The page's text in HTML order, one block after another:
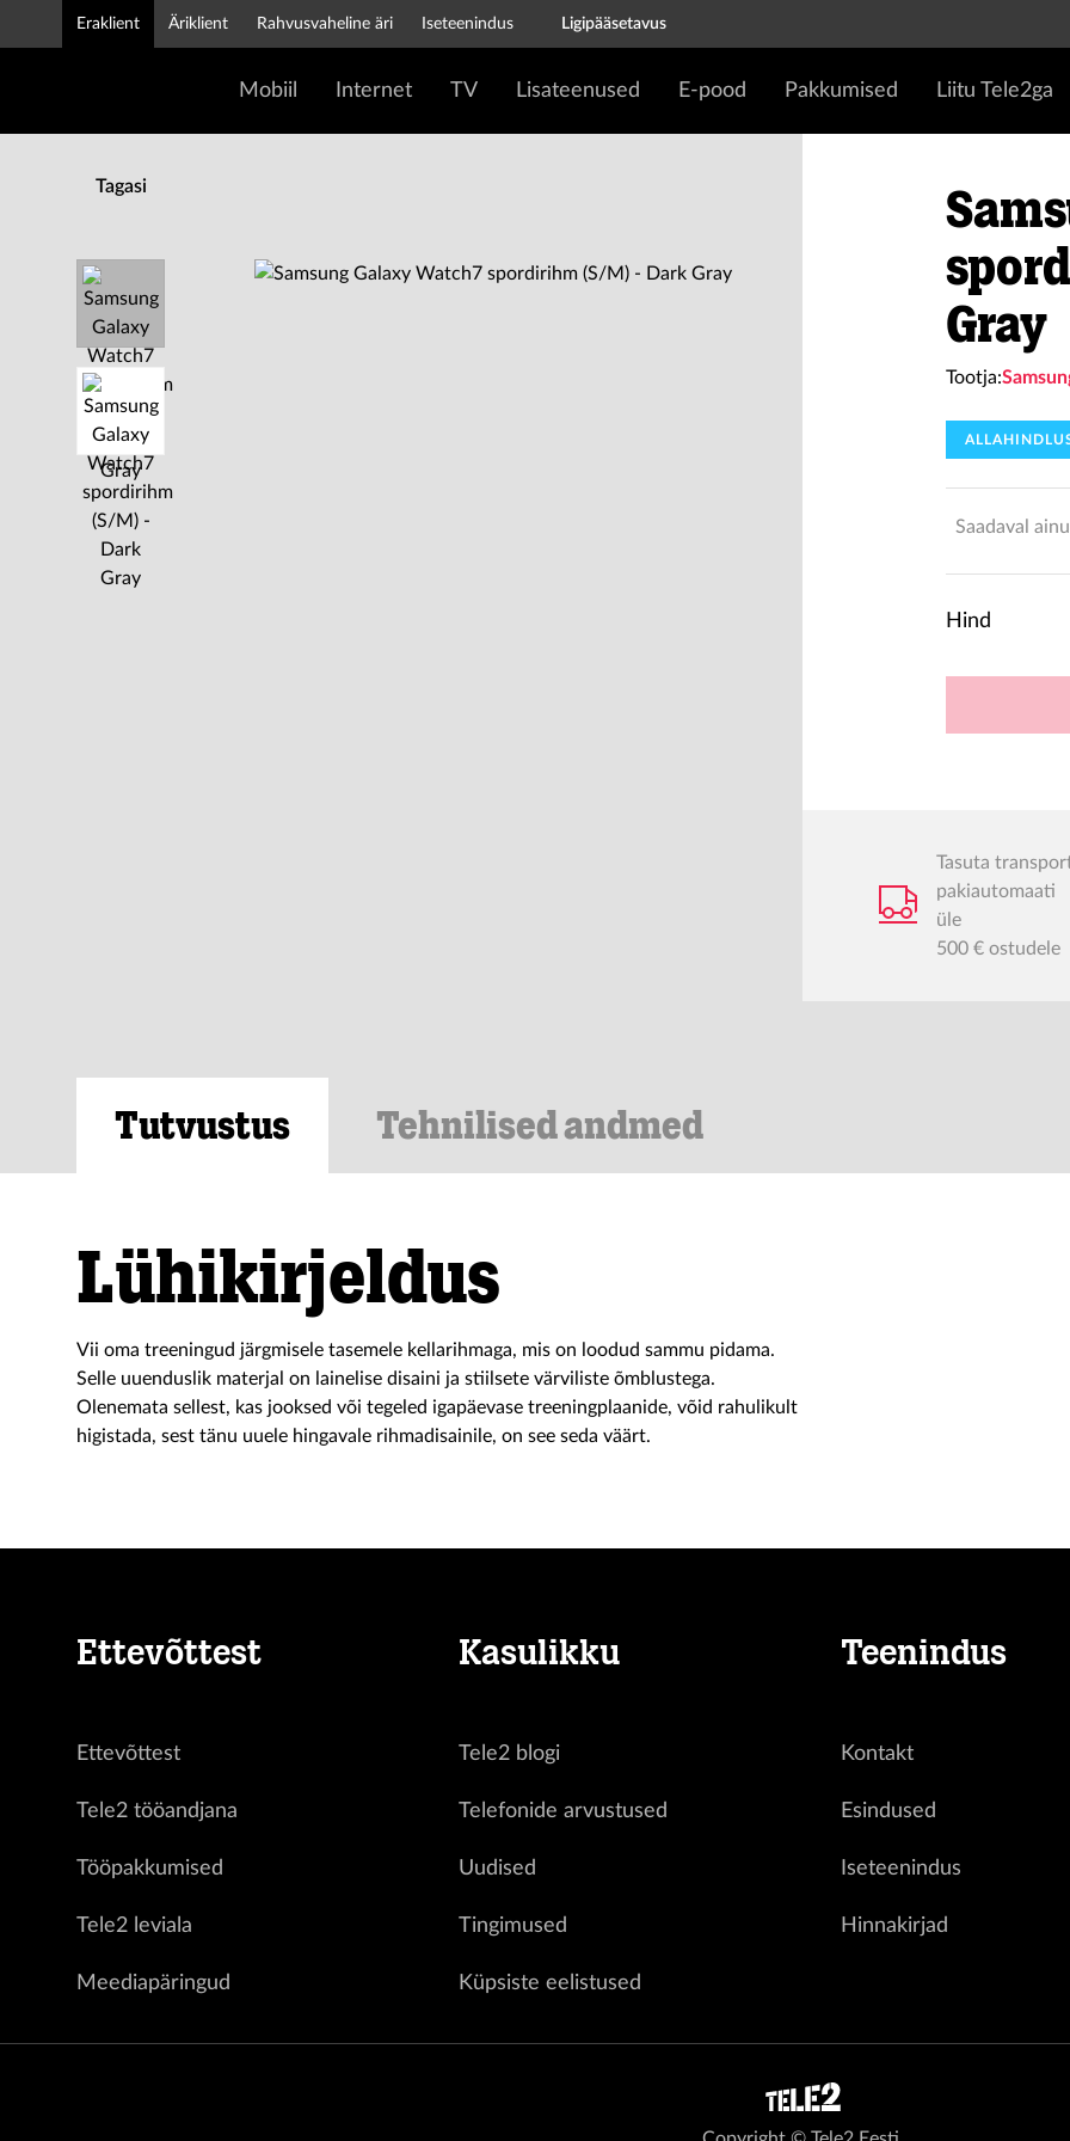
Eraklient Äriklient Rahvusvaheline äri Iseteenindus Ligipääsetavus
Mobiil Internet TV Lisateenused E-pood Pakkumised Liitu Tele2ga
Tagasi
Gray
Tootja:
Saadaval
Hind
Tasuta
pakiautomaati
üle
500 € ostudele
Tutvustus Tehnilised andmed
Lühikirjeldus
Vii oma treeningud järgmisele tasemele kellarihmaga, mis on loodud sammu pidama.
Selle uuenduslik materjal on lainelise disaini ja stiilsete värviliste õmblustega.
Olenemata sellest, kas jooksed või tegeled igapäevase treeningplaanide, võid rahulikult
higistada, sest tänu uuele hingavale rihmadisainile, on see seda väärt.
Ettevõttest
Ettevõttest
Tele2 tööandjana
Tööpakkumised
Tele2 leviala
Meediapäringud
Kasulikku
Tele2 blogi
Telefonide arvustused
Uudised
Tingimused
Küpsiste eelistused
Teenindus
Kontakt
Esindused
Iseteenindus
Hinnakirjad